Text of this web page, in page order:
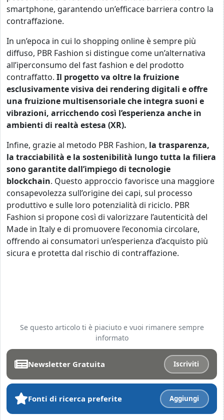
smartphone, garantendo un’efficace barriera contro la
contraffazione.
In un’epoca in cui lo shopping online è sempre più
diffuso, PBR Fashion si distingue come un’alternativa
all’iperconsumo del fast fashion e del prodotto
contraffatto. Il progetto va oltre la fruizione
esclusivamente visiva dei rendering digitali e offre
una fruizione multisensoriale che integra suoni e
vibrazioni, arricchendo così l’esperienza anche in
ambienti di realtà estesa (XR).
Infine, grazie al metodo PBR Fashion, la trasparenza,
la tracciabilità e la sostenibilità lungo tutta la filiera
sono garantite dall’impiego di tecnologie
blockchain. Questo approccio favorisce una maggiore
consapevolezza sull’origine dei capi, sul processo
produttivo e sulle loro potenzialità di riciclo. PBR
Fashion si propone così di valorizzare l’autenticità del
Made in Italy e di promuovere l’economia circolare,
offrendo ai consumatori un’esperienza d’acquisto più
sicura e protetta dal rischio di contraffazione.
Se questo articolo ti è piaciuto e vuoi rimanere sempre
informato
Newsletter Gratuita Iscriviti
Fonti di ricerca preferite Aggiungi